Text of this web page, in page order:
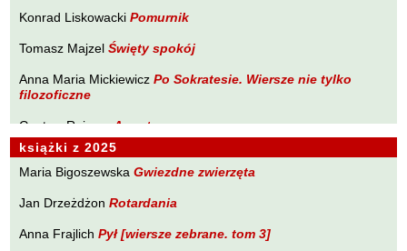
Chojnowski Zbigniew
Cichowlas Robert
Cisło Maciej
Czaplewski Wojciech
Czuku Marek
PLANETA Ewy Sonnenberg
PONIEWCZASIE. Eugeniusz Tkaczyszyn-Dycki
POPNARRACJE Łukasza Drobnika
PURPURA Izabeli Szolc
WĘDRÓWKI NIEWĘDRUJĄCEGO Ryszarda Lenca
Konrad LiskowackiPomurnik
Tomasz MajzelŚwięty spokój
Anna Maria MickiewiczPo Sokratesie. Wiersze nie tylko
filozoficzne
Gustaw RajmusAngst
Karol SamselAutodafe 9
książki z 2025
Maria BigoszewskaGwiezdne zwierzęta
Jan DrzeżdżonRotardania
Anna FrajlichPył [wiersze zebrane. tom 3]